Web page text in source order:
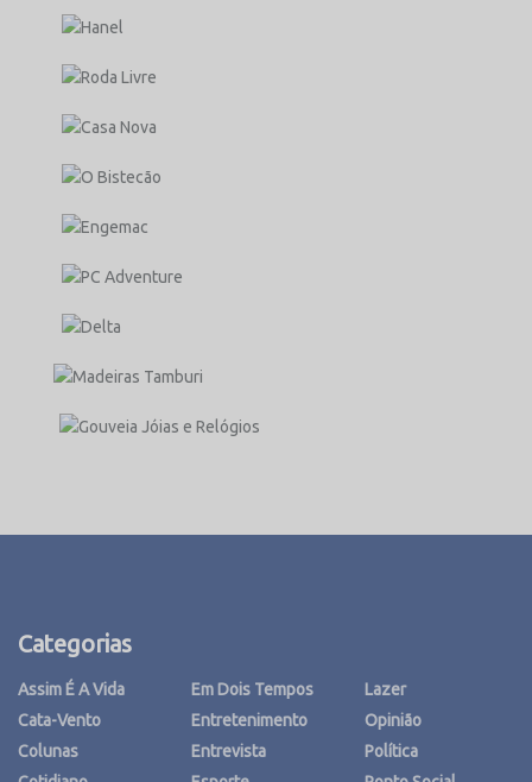
Categorias
Assim É A Vida
Cata-Vento
Colunas
Em Dois Tempos
Entretenimento
Entrevista
Lazer
Opinião
Política